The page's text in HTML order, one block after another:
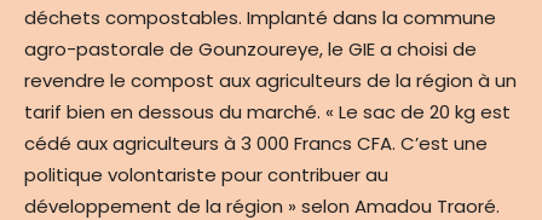
déchets compostables. Implanté dans la commune
agro-pastorale de Gounzoureye, le GIE a choisi de
revendre le compost aux agriculteurs de la région à un
tarif bien en dessous du marché. « Le sac de 20 kg est
cédé aux agriculteurs à 3 000 Francs CFA. C’est une
politique volontariste pour contribuer au
développement de la région » selon Amadou Traoré.